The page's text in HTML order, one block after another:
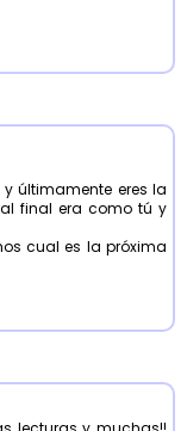
últimamente eres la
final era como tú y
cual es la próxima